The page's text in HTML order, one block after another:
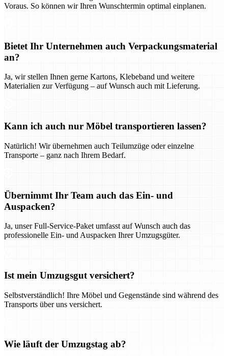
Voraus. So können wir Ihren Wunschtermin optimal einplanen.
Bietet Ihr Unternehmen auch Verpackungsmaterial
an?
Ja, wir stellen Ihnen gerne Kartons, Klebeband und weitere
Materialien zur Verfügung – auf Wunsch auch mit Lieferung.
Kann ich auch nur Möbel transportieren lassen?
Natürlich! Wir übernehmen auch Teilumzüge oder einzelne
Transporte – ganz nach Ihrem Bedarf.
Übernimmt Ihr Team auch das Ein- und
Auspacken?
Ja, unser Full-Service-Paket umfasst auf Wunsch auch das
professionelle Ein- und Auspacken Ihrer Umzugsgüter.
Ist mein Umzugsgut versichert?
Selbstverständlich! Ihre Möbel und Gegenstände sind während des
Transports über uns versichert.
Wie läuft der Umzugstag ab?